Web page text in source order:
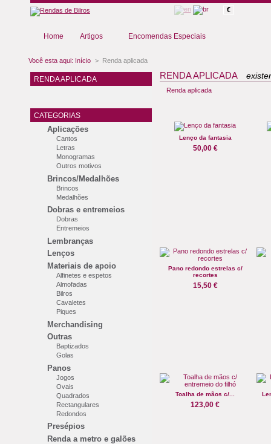
€
Home Artigos Encomendas Especiais
RENDA APLICADA
CATEGORIAS
Aplicações
Cantos
Letras
Monogramas
Outros motivos
Brincos/Medalhões
Brincos
Medalhões
Dobras e entremeios
Dobras
Entremeios
Lembranças
Lenços
Materiais de apoio
Alfinetes e espetos
Almofadas
Bilros
Cavaletes
Piques
Merchandising
Outras
Baptizados
Golas
Panos
Jogos
Ovais
Quadrados
Rectangulares
Redondos
Presépios
Renda a metro e galões
Você esta aqui: Início > Renda aplicada
RENDA APLICADA
Renda aplicada
Lenço da fantasia
50,00 €
Pano redondo estrelas c/
recortes
15,50 €
Toalha de mãos c/...
123,00 €